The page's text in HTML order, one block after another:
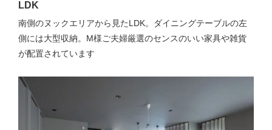
LDK
南側のヌックエリアから見たLDK。ダイニングテーブルの左
側には大型収納。M様ご夫婦厳選のセンスのいい家具や雑貨
が配置されています